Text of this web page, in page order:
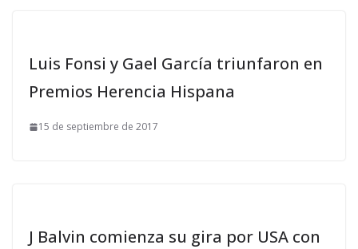
Luis Fonsi y Gael García triunfaron en
Premios Herencia Hispana
15 de septiembre de 2017
J Balvin comienza su gira por USA con